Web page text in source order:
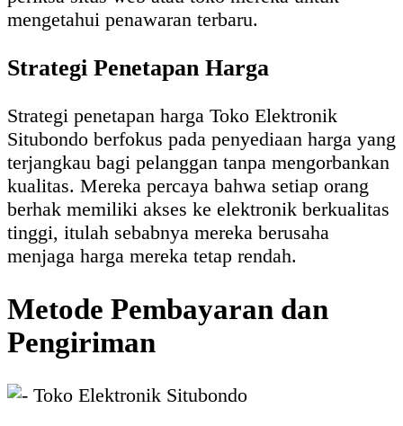
mengetahui penawaran terbaru.
Strategi Penetapan Harga
Strategi penetapan harga Toko Elektronik
Situbondo berfokus pada penyediaan harga yang
terjangkau bagi pelanggan tanpa mengorbankan
kualitas. Mereka percaya bahwa setiap orang
berhak memiliki akses ke elektronik berkualitas
tinggi, itulah sebabnya mereka berusaha
menjaga harga mereka tetap rendah.
Metode Pembayaran dan
Pengiriman